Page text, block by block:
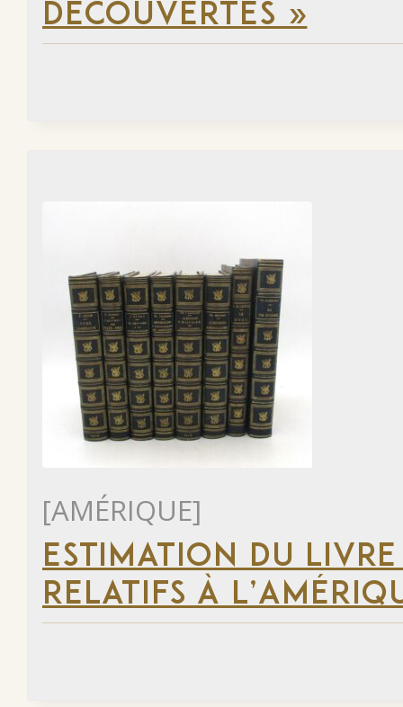
DÉCOUVERTES »
[AMÉRIQUE]
ESTIMATION DU
RELATIFS À